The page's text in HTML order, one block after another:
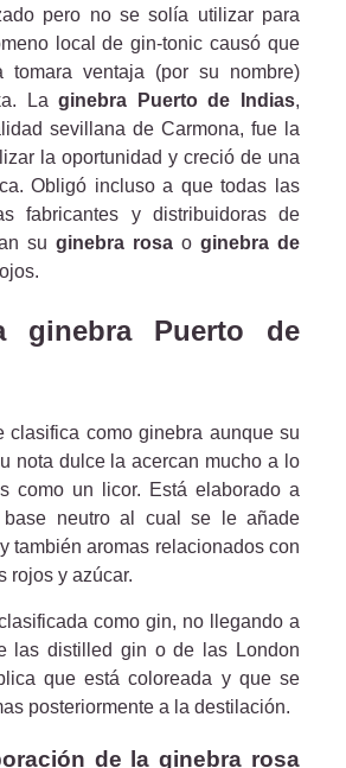
pero no se solía utilizar para
local de gin-tonic causó que
tomara ventaja (por su nombre)
Laginebra Puerto de Indias,
sevillana de Carmona, fue la
la oportunidad y creció de una
Obligó incluso a que todas las
fabricantes y distribuidoras de
suginebra rosa oginebra de
ginebra Puerto de
clasifica como ginebra aunque su
nota dulce la acercan mucho a lo
como un licor. Está elaborado a
neutro al cual se le añade
también aromas relacionados con
rojos y azúcar.
como gin, no llegando a
las distilled gin o de las London
que está coloreada y que se
posteriormente a la destilación.
de la ginebra rosa